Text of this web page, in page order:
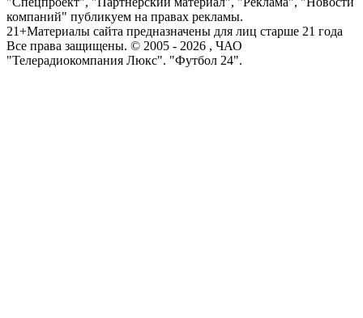
компаний" публикуем на правах рекламы.
21+Материалы сайта предназначены для лиц старше 21 года
Все права защищены. © 2005 - 2026 , ЧАО
"Телерадиокомпания Люкс". "Футбол 24".